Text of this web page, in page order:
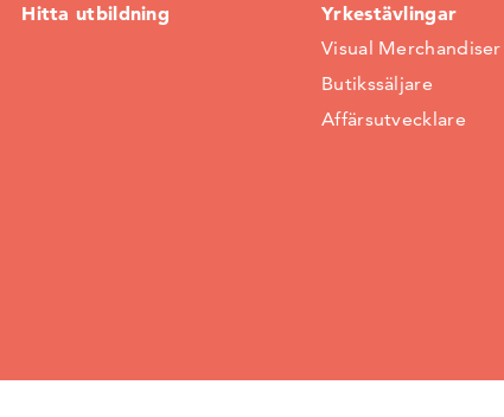
Hitta utbildning Yrkestävlingar
Visual Merchandiser
Butikssäljare
Affärsutvecklare